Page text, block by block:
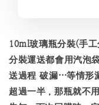
10ml玻璃瓶分裝(手
分裝運送都會用汽泡
送過程 破漏…等情形
超過一半，那瓶就不